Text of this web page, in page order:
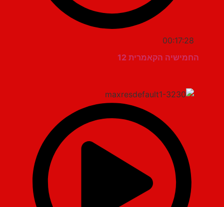
00:17:28
החמישיה הקאמרית 12